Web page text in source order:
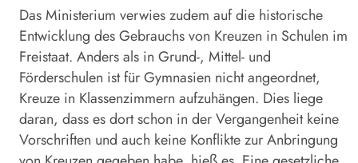
Das Ministerium verwies zudem auf die historische
Entwicklung des Gebrauchs von Kreuzen in Schulen im
Freistaat. Anders als in Grund-, Mittel- und
Förderschulen ist für Gymnasien nicht angeordnet,
Kreuze in Klassenzimmern aufzuhängen. Dies liege
daran, dass es dort schon in der Vergangenheit keine
Vorschriften und auch keine Konflikte zur Anbringung